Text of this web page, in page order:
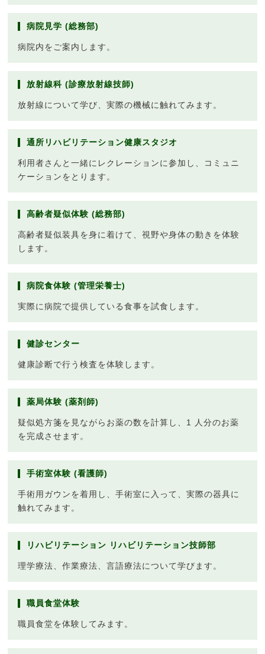
病院見学 (総務部)
病院内をご案内します。
放射線科 (診療放射線技師)
放射線について学び、実際の機械に触れてみます。
通所リハビリテーション健康スタジオ
利用者さんと一緒にレクレーションに参加し、コミュニ
ケーションをとります。
高齢者疑似体験 (総務部)
高齢者疑似装具を身に着けて、視野や身体の動きを体験
します。
病院食体験 (管理栄養士)
実際に病院で提供している食事を試食します。
健診センター
健康診断で行う検査を体験します。
薬局体験 (薬剤師)
疑似処方箋を見ながらお薬の数を計算し、1 人分のお薬
を完成させます。
手術室体験 (看護師)
手術用ガウンを着用し、手術室に入って、実際の器具に
触れてみます。
リハビリテーション リハビリテーション技師部
理学療法、作業療法、言語療法について学びます。
職員食堂体験
職員食堂を体験してみます。